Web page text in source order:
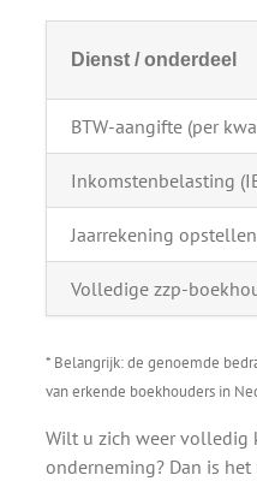
Dienst / onderdeel
BTW-aangifte (per
Inkomstenbelasting
Jaarrekening opstellen
Volledige zzp-
* Belangrijk: de genoemde
van erkende boekhouders in
Wilt u zich weer volledig
onderneming? Dan is